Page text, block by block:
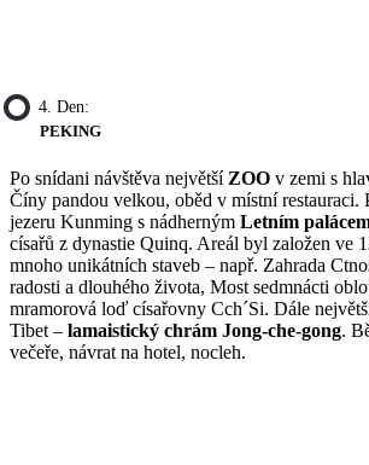
4. Den:
PEKING
Po snídani návštěva největší ZOO v zemi s
Číny pandou velkou, oběd v místní restauraci.
jezeru Kunming s nádherným Letním
císařů z dynastie Quinq. Areál byl založen ve
mnoho unikátních staveb – např. Zahrada
radosti a dlouhého života, Most sedmnácti
mramorová loď císařovny Cch´Si. Dále
Tibet – lamaistický chrám Jong-che-gong.
večeře, návrat na hotel, nocleh.